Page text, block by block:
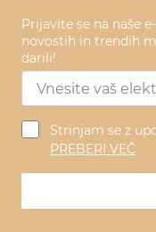
Prijavite se na naše
novostih in trendih
darili!
Strinjam se z
PREBERI VEČ